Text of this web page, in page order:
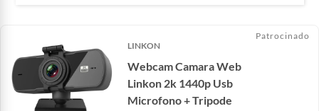
LINKON
Webcam Camara Web
Linkon 2k 1440p Usb
Microfono + Tripode
Patrocinado